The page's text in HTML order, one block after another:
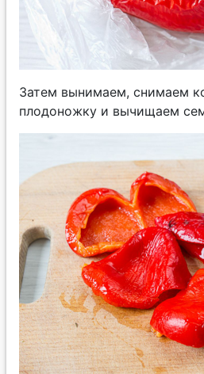
Затем вынимаем, снимаем
плодоножку и вычищаем